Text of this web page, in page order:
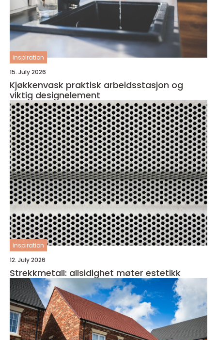
inspiration
15. July 2026
Kjøkkenvask praktisk arbeidsstasjon og
viktig designelement
inspiration
12. July 2026
Strekkmetall: allsidighet møter estetikk